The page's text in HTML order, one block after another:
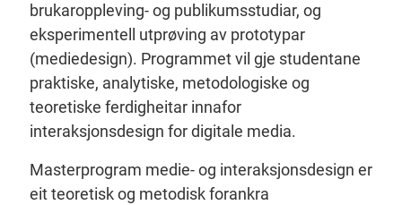
brukaroppleving- og publikumsstudiar, og
eksperimentell utprøving av prototypar
(mediedesign). Programmet vil gje studentane
praktiske, analytiske, metodologiske og
teoretiske ferdigheitar innafor
interaksjonsdesign for digitale media.
Masterprogram medie- og interaksjonsdesign er
eit teoretisk og metodisk forankra